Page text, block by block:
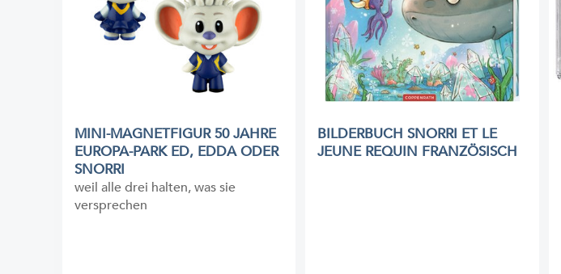
MINI-MAGNETFIGUR 50 JAHRE
EUROPA-PARK ED, EDDA ODER
SNORRI
weil alle drei halten, was sie
versprechen
BILDERBUCH SNORRI ET LE
JEUNE REQUIN FRANZÖSISCH